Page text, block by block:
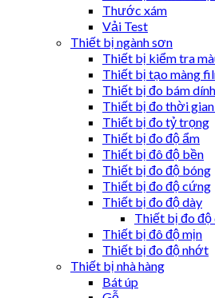
Thước xám
Vải Test
Thiết bị ngành sơn
Thiết bị kiểm tra
Thiết bị tạo màng
Thiết bị đo bám dính
Thiết bị đo thời
Thiết bị đo tỷ trọng
Thiết bị đo độ ẩm
Thiết bị đô độ bền
Thiết bị đo độ bóng
Thiết bị đo độ cứng
Thiết bị đo độ dày
Thiết bị đo
Thiết bị đô độ mịn
Thiết bị đo độ nhớt
Thiết bị nhà hàng
Bát úp